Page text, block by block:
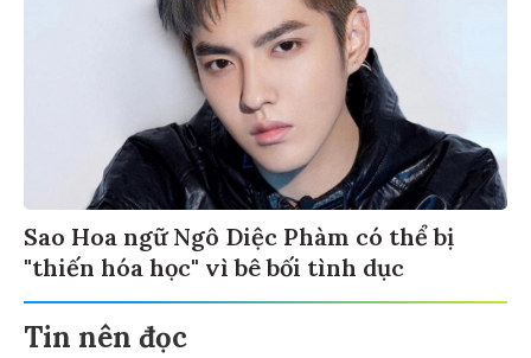
Sao Hoa ngữ Ngô Diệc Phàm có thể bị
"thiến hóa học" vì bê bối tình dục
Tin nên đọc